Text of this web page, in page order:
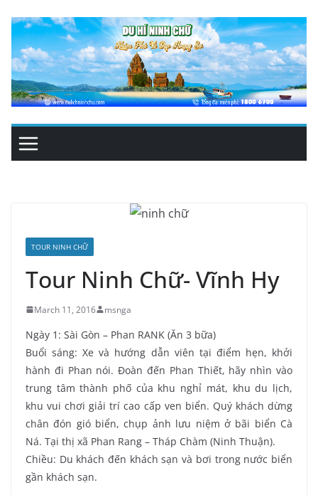
content
TOUR NINH CHỮ
Tour Ninh Chữ- Vĩnh Hy
March 11, 2016 msnga
Ngày 1: Sài Gòn – Phan RANK (Ăn 3 bữa)
Buổi sáng: Xe và hướng dẫn viên tại điểm hẹn, khởi
hành đi Phan nói. Đoàn đến Phan Thiết, hãy nhìn vào
trung tâm thành phố của khu nghỉ mát, khu du lịch,
khu vui chơi giải trí cao cấp ven biển. Quý khách dừng
chân đón gió biển, chụp ảnh lưu niệm ở bãi biển Cà
Ná. Tại thị xã Phan Rang – Tháp Chàm (Ninh Thuận).
Chiều: Du khách đến khách sạn và bơi trong nước biển
gần khách sạn.